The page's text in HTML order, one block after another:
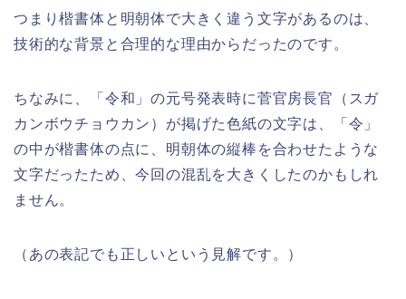
つまり楷書体と明朝体で大きく違う文字があるのは、
技術的な背景と合理的な理由からだったのです。
ちなみに、「令和」の元号発表時に菅官房長官（スガ
カンボウチョウカン）が掲げた色紙の文字は、「令」
の中が楷書体の点に、明朝体の縦棒を合わせたような
文字だったため、今回の混乱を大きくしたのかもしれ
ません。
（あの表記でも正しいという見解です。）